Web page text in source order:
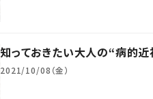
知っておきたい大人の“病的
2021/10/08（金）